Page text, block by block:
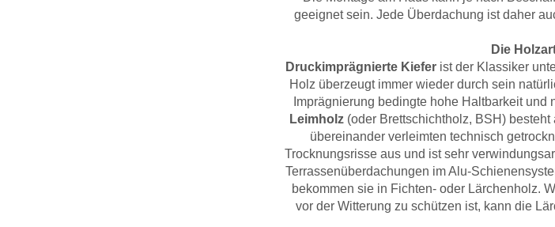
geeignet sein. Jede Überdachung ist daher
Die
Druckimprägnierte Kiefer ist der Klassiker
Holz überzeugt immer wieder durch sein
Imprägnierung bedingte hohe Haltbarkeit
Leimholz (oder Brettschichtholz, BSH)
übereinander verleimten technisch
Trocknungsrisse aus und ist sehr
Terrassenüberdachungen im Alu-
bekommen sie in Fichten- oder Lärchenholz.
vor der Witterung zu schützen ist, kann die